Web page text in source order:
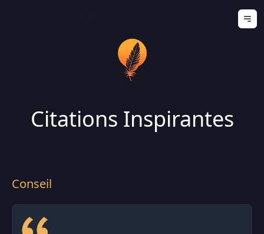
Citations Inspirantes
Conseil